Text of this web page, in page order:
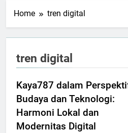
Home tren digital
tren digital
Kaya787 dalam
Budaya dan Teknologi:
Harmoni Lokal dan
Modernitas Digital